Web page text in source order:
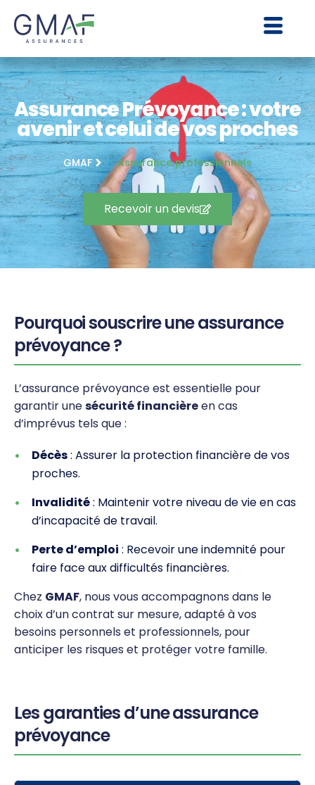
Assurance Prévoyance : votre
avenir et celui de vos proches
GMAF Assurance professionnels
Recevoir un devis
Pourquoi souscrire une assurance
prévoyance ?
L’assurance prévoyance est essentielle pour
garantir unesécurité financièreen cas
d’imprévus tels que :
Décès: Assurer la protection financière de vos
proches.
Invalidité: Maintenir votre niveau de vie en cas
d’incapacité de travail.
Perte d’emploi : Recevoir une indemnité pour
faire face aux difficultés financières.
Chez GMAF, nous vous accompagnons dans le
choix d’un contrat sur mesure, adapté à vos
besoins personnels et professionnels, pour
anticiper les risques et protéger votre famille.
Les garanties d’une assurance
prévoyance